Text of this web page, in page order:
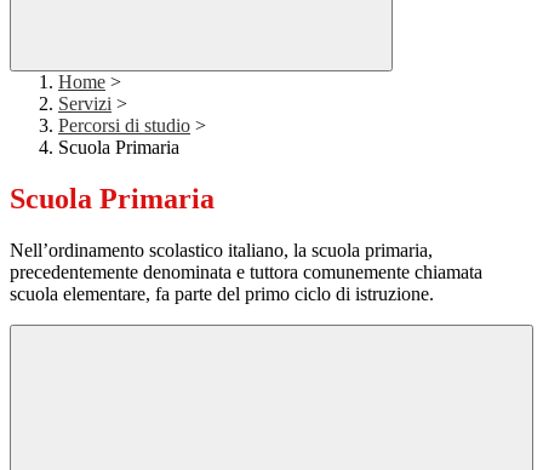
Home >
Servizi >
Percorsi di studio >
Scuola Primaria
Scuola Primaria
Nell’ordinamento scolastico italiano, la scuola primaria,
precedentemente denominata e tuttora comunemente chiamata
scuola elementare, fa parte del primo ciclo di istruzione.